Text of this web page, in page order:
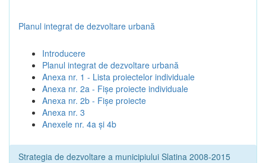
Planul integrat de dezvoltare urbană
Introducere
Planul integrat de dezvoltare urbană
Anexa nr. 1 - Lista proiectelor individuale
Anexa nr. 2a - Fișe proiecte individuale
Anexa nr. 2b - Fișe proiecte
Anexa nr. 3
Anexele nr. 4a și 4b
Strategia de dezvoltare a municipiului Slatina 2008-2015